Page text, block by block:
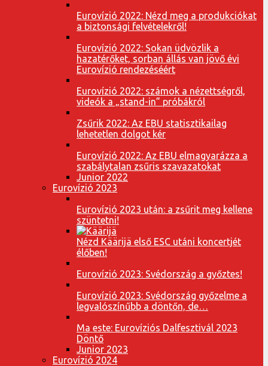
Eurovízió 2022: Nézd meg a produkciókat
a biztonsági felvételekről!
Eurovízió 2022: Sokan üdvözlik a
hazatérőket, sorban állás van jövő évi
Eurovízió rendezéséért
Eurovízió 2022: számok a nézettségről,
videók a „stand-in” próbákról
Zsűrik 2022: Az EBU statisztikailag
lehetetlen dolgot kér
Eurovízió 2022: Az EBU elmagyarázza a
szabálytalan zsűris szavazatokat
Junior 2022
Eurovízió 2023
Eurovízió 2023 után: a zsűrit meg kellene
szüntetni!
Nézd Käärijä első ESC utáni koncertjét
élőben!
Eurovízió 2023: Svédország a győztes!
Eurovízió 2023: Svédország győzelme a
legvalószínűbb a döntőn, de…
Ma este: Eurovíziós Dalfesztivál 2023
Döntő
Junior 2023
Eurovízió 2024